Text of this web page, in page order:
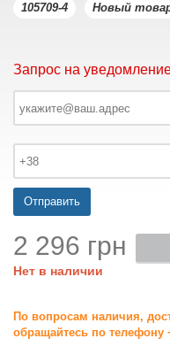
105709-4
Новый
Запрос на
Отправить
2 296 грн
Нет в наличии
По вопросам наличия,
обращайтесь по телефону